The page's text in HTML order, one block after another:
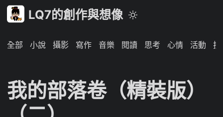
LQ7的創作與想像
全部 小說 攝影 寫作 音樂 閱讀 思考 心情 活動 技
我的部落卷（精裝版）